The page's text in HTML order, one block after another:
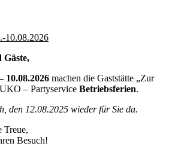
10.08.2026
Gäste,
10.08.2026 machen die Gaststätte „Zur
– Partyservice Betriebsferien.
den 12.08.2025 wieder für Sie da.
Treue,
Besuch!